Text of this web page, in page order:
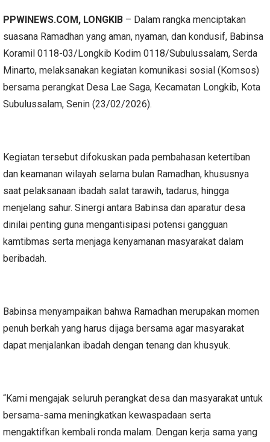
PPWINEWS.COM, LONGKIB – Dalam rangka menciptakan
suasana Ramadhan yang aman, nyaman, dan kondusif, Babinsa
Koramil 0118-03/Longkib Kodim 0118/Subulussalam, Serda
Minarto, melaksanakan kegiatan komunikasi sosial (Komsos)
bersama perangkat Desa Lae Saga, Kecamatan Longkib, Kota
Subulussalam, Senin (23/02/2026).
Kegiatan tersebut difokuskan pada pembahasan ketertiban
dan keamanan wilayah selama bulan Ramadhan, khususnya
saat pelaksanaan ibadah salat tarawih, tadarus, hingga
menjelang sahur. Sinergi antara Babinsa dan aparatur desa
dinilai penting guna mengantisipasi potensi gangguan
kamtibmas serta menjaga kenyamanan masyarakat dalam
beribadah.
Babinsa menyampaikan bahwa Ramadhan merupakan momen
penuh berkah yang harus dijaga bersama agar masyarakat
dapat menjalankan ibadah dengan tenang dan khusyuk.
“Kami mengajak seluruh perangkat desa dan masyarakat untuk
bersama-sama meningkatkan kewaspadaan serta
mengaktifkan kembali ronda malam. Dengan kerja sama yang